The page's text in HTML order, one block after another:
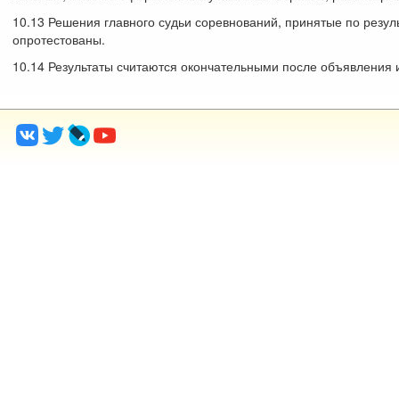
10.13 Решения главного судьи соревнований, принятые по
опротестованы.
10.14 Результаты считаются окончательными после